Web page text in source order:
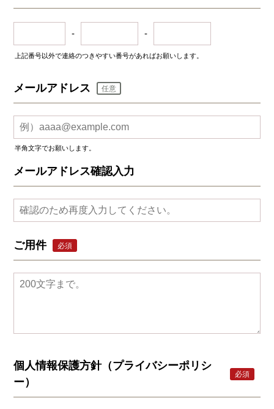
- -
上記番号以外で連絡のつきやすい番号があればお願いします。
メールアドレス 任意
半角文字でお願いします。
メールアドレス確認入力
ご用件 必須
個人情報保護方針（プライバシーポリシ
ー）
必須